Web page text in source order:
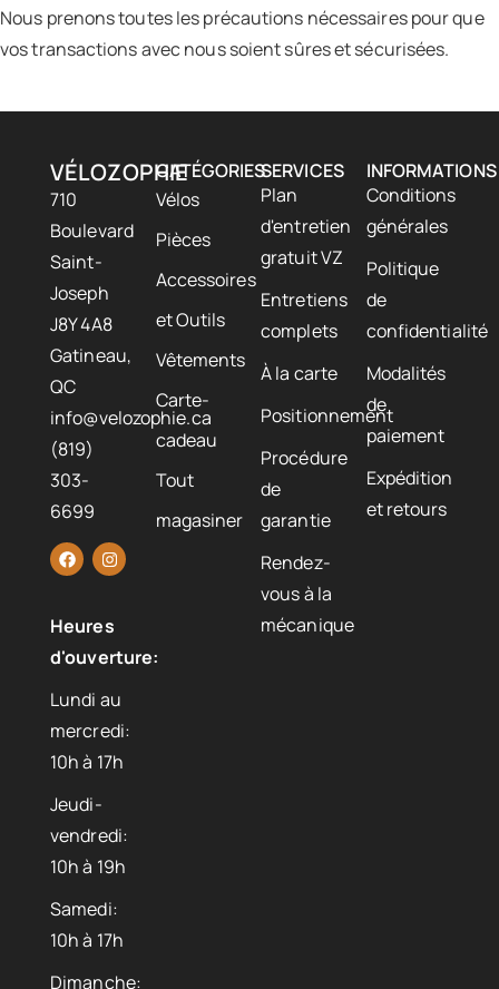
Nous prenons toutes les précautions nécessaires pour que
vos transactions avec nous soient sûres et sécurisées.
VÉLOZOPHIE
710
Boulevard
Saint-
Joseph
J8Y 4A8
Gatineau,
QC
info@velozophie.ca
(819)
303-
6699
Heures
d'ouverture:
Lundi au
mercredi:
10h à 17h
Jeudi-
vendredi:
10h à 19h
Samedi:
10h à 17h
Dimanche:
CATÉGORIES
Vélos
Pièces
Accessoires
et Outils
Vêtements
Carte-
cadeau
Tout
magasiner
SERVICES
Plan
d'entretien
gratuit VZ
Entretiens
complets
À la carte
Positionnement
Procédure
de
garantie
Rendez-
vous à la
mécanique
INFORMATIONS
Conditions
générales
Politique
de
confidentialité
Modalités
de
paiement
Expédition
et retours